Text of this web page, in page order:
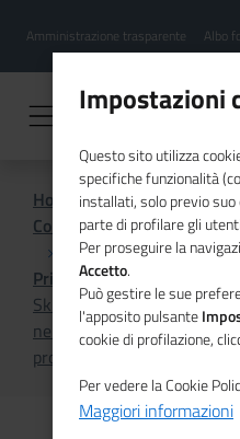
contenuto
Menu
hamburgher
Amministrazione trasparente Albo
Home
Comunicazione
Primo Piano
Skills and Education Pilot:
nell'istruzione.
progetto della Commissione
Impostazioni
Questo sito utilizza
specifiche funzionalità
installati, solo previo
parte di profilare gli
Per proseguire la
Accetto.
Può gestire le sue
l'apposito pulsante
cookie di profilazione,
Per vedere la Cookie
Maggiori informazioni